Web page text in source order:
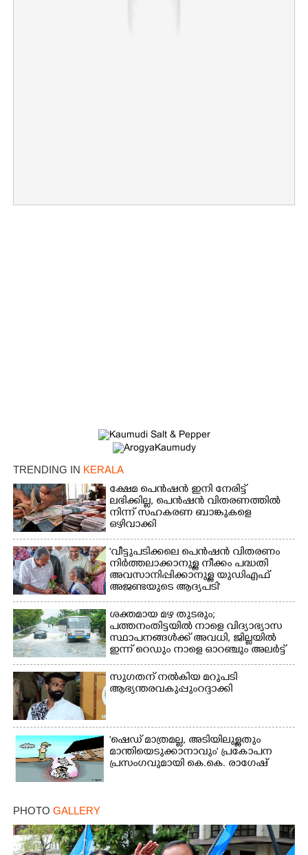
TRENDING IN KERALA
ക്ഷേമ പെൻഷൻ ഇനി നേരിട്ട്
ലഭിക്കില്ല,​ പെൻഷൻ വിതരണത്തിൽ
നിന്ന് സഹകരണ ബാങ്കുകളെ
ഒഴിവാക്കി
'വീട്ടുപടിക്കലെ പെൻഷൻ വിതരണം
നിർത്തലാക്കാനുള്ള നീക്കം പദ്ധതി
അവസാനിപ്പിക്കാനുള്ള യുഡിഎഫ്
അജണ്ടയുടെ ആദ്യപടി'
ശക്തമായ മഴ തുടരും;
പത്തനംതിട്ടയിൽ നാളെ വിദ്യാഭ്യാസ
സ്ഥാപനങ്ങൾക്ക് അവധി,​ ജില്ലയിൽ
ഇന്ന് റെ‌ഡും നാളെ ഓറഞ്ചും അലർട്ട്
സുഗതന് നൽകിയ മറുപടി
ആഭ്യന്തരവകുപ്പും റദ്ദാക്കി
'ഷെഡ് മാത്രമല്ല, അടിയിലുള്ളതും
മാന്തിയെടുക്കാനാവും' പ്രകോപന
പ്രസംഗവുമായി കെ.കെ. രാഗേഷ്
PHOTO GALLERY